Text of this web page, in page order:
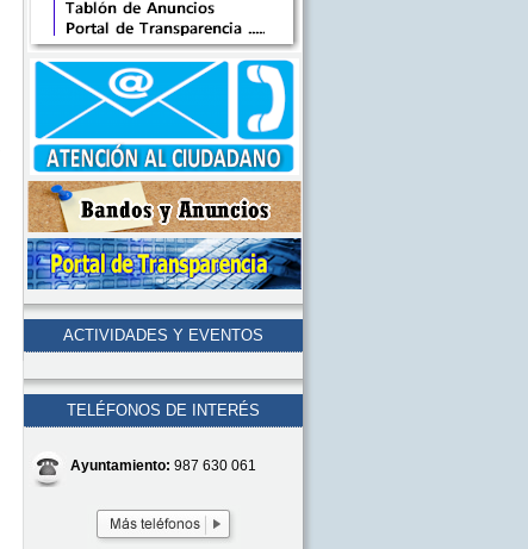
ACTIVIDADES Y EVENTOS
TELÉFONOS DE INTERÉS
Ayuntamiento: 987 630 061